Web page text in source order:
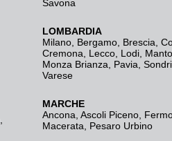
Savona
LOMBARDIA
Milano Bergamo Brescia,
Cremona
Lecco Lodi
Monza Brianza
Pavia
Varese
MARCHE
Ancona Ascoli Piceno
Macerata
Pesaro Urbino